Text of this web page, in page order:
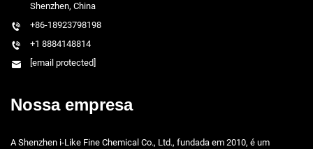
Shenzhen, China
+86-18923798198
+1 8884148814
[email protected]
Nossa empresa
A Shenzhen i-Like Fine Chemical Co., Ltd., fundada em 2010, é um